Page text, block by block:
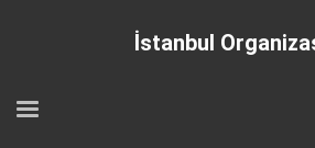
İstanbul